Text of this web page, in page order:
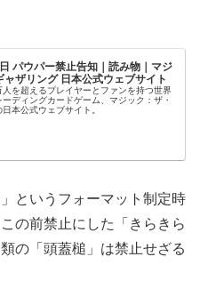
パウパー禁止告知｜読み物｜マジ
ャザリング 日本公式ウェブサイト
人を超えるプレイヤーとファンを持つ世界
ディングカードゲーム、マジック：ザ・
本公式ウェブサイト。
というフォーマット制定時
の前禁止にした「きらきら
の「頭蓋槌」は禁止せざる